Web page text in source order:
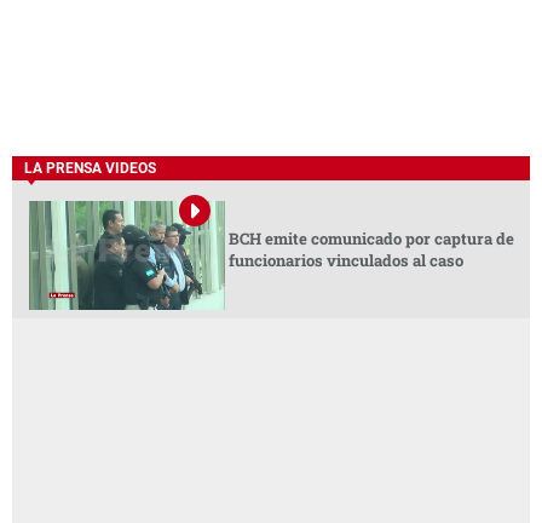
LA PRENSA VIDEOS
BCH emite comunicado por captura de
funcionarios vinculados al caso